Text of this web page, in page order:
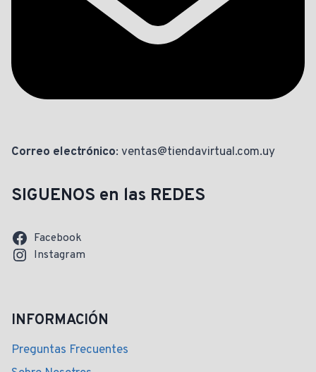
Correo electrónico: ventas@tiendavirtual.com.uy
SIGUENOS en las REDES
Facebook
Instagram
INFORMACIÓN
Preguntas Frecuentes